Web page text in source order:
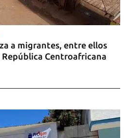
a migrantes, entre ellos
Centroafricana